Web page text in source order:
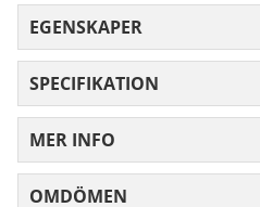
EGENSKAPER
SPECIFIKATION
MER INFO
OMDÖMEN